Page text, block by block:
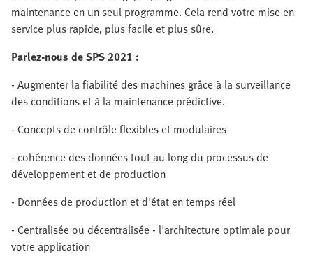
maintenance en un seul programme. Cela rend votre mise en
service plus rapide, plus facile et plus sûre.
Parlez-nous de SPS 2021 :
- Augmenter la fiabilité des machines grâce à la surveillance
des conditions et à la maintenance prédictive.
- Concepts de contrôle flexibles et modulaires
- cohérence des données tout au long du processus de
développement et de production
- Données de production et d'état en temps réel
- Centralisée ou décentralisée - l'architecture optimale pour
votre application